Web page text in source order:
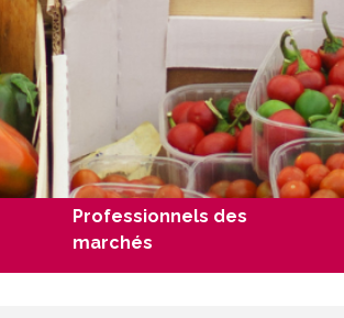
Professionnels des
marchés